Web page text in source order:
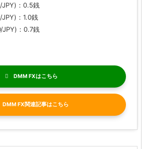
JPY)：0.5銭
：1.0銭
JPY)：0.7銭
DMM FX
DMM FX関連記事